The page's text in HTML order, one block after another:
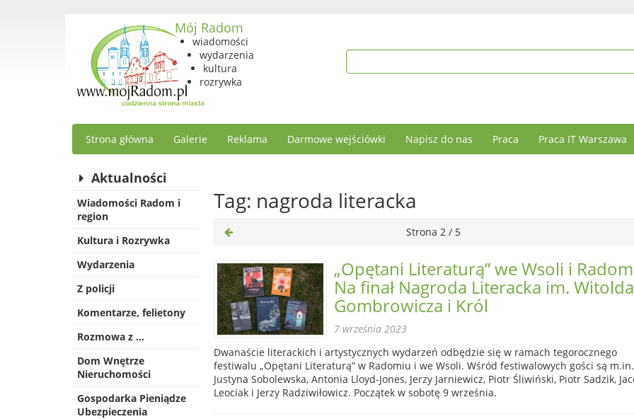
Mój Radom
wiadomości
wydarzenia
kultura
rozrywka
Strona główna Galerie Reklama Darmowe wejściówki Napisz do nas Praca Praca IT Warszawa
Aktualności
Wiadomości Radom i
region
Kultura i Rozrywka
Wydarzenia
Z policji
Komentarze, felietony
Rozmowa z …
Dom Wnętrze
Nieruchomości
Gospodarka Pieniądze
Ubezpieczenia
Tag: nagroda literacka
Strona 2 / 5
„Opętani Literaturą” we Wsoli i
Na finał Nagroda Literacka im. Witolda
Gombrowicza i Król
7 września 2023
Dwanaście literackich i artystycznych wydarzeń odbędzie się w ramach tegorocznego
festiwalu „Opętani Literaturą” w Radomiu i we Wsoli. Wśród festiwalowych gości są m.in.
Justyna Sobolewska, Antonia Lloyd-Jones, Jerzy Jarniewicz, Piotr Śliwiński, Piotr Sadzik,
Leociak i Jerzy Radziwiłowicz. Początek w sobotę 9 września.